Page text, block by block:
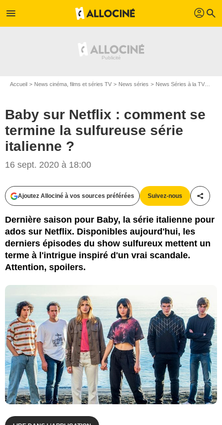
menu profil search
Accueil News cinéma, films et séries TV News séries News Séries à la TV
Baby sur Netflix : comment se
termine la sulfureuse série
italienne ?
16 sept. 2020 à 18:00
Ajoutez Allociné à vos sources préférées Suivez-nous
Dernière saison pour Baby, la série italienne pour
ados sur Netflix. Disponibles aujourd'hui, les
derniers épisodes du show sulfureux mettent un
terme à l'intrigue inspiré d'un vrai scandale.
Attention, spoilers.